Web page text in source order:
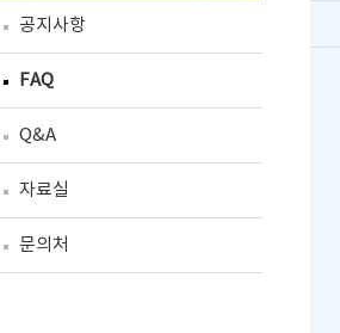
공지사항
FAQ
Q&A
자료실
문의처